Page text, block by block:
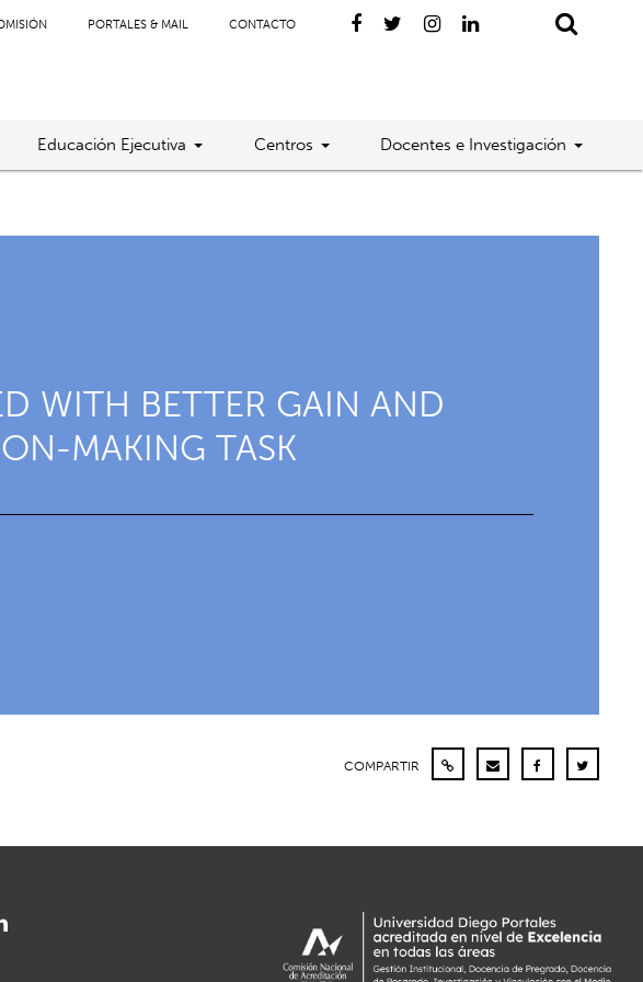
PORTALES & MAIL CONTACTO
Educación Ejecutiva Centros Docentes e Investigación
WITH BETTER GAIN AND
MAKING TASK
COMPARTIR